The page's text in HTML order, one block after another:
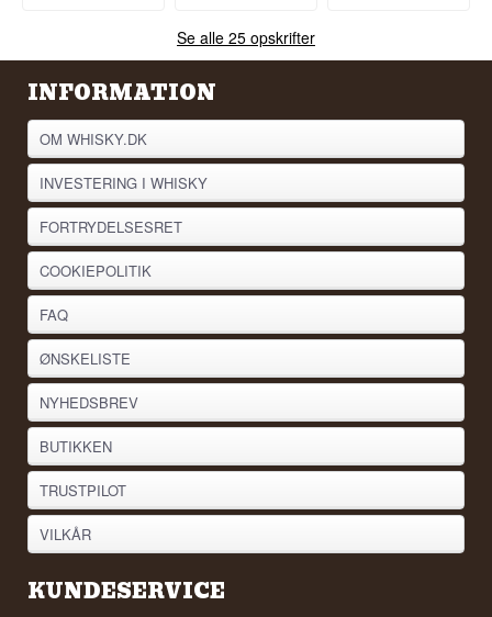
Se alle 25 opskrifter
INFORMATION
OM WHISKY.DK
INVESTERING I WHISKY
FORTRYDELSESRET
COOKIEPOLITIK
FAQ
ØNSKELISTE
NYHEDSBREV
BUTIKKEN
TRUSTPILOT
VILKÅR
KUNDESERVICE